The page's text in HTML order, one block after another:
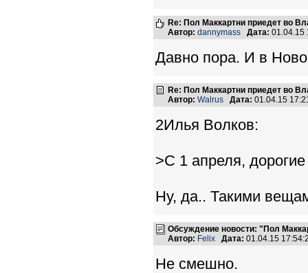
Re: Пол Маккартни приедет во
Автор: dannymass Дата:
Давно пора. И в
Re: Пол Маккартни приедет во
Автор: Walrus Дата: 01.04.15
2Илья Волков:
>С 1 апреля,
Ну, да.. Такими
Обсуждение новости: "Пол
Автор: Felix Дата: 01.04.15
Не смешно.